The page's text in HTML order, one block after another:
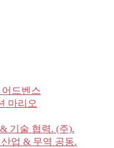
드벤스
마리오
기술 협력. (주).
산업 & 무역 공동.